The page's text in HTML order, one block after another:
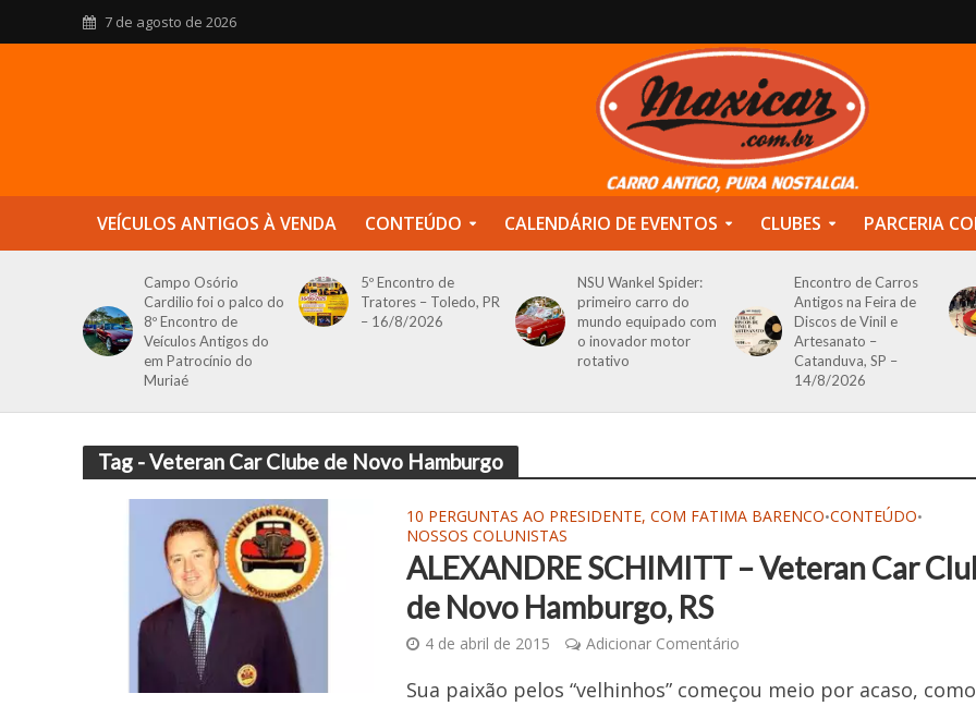
7 de agosto de 2026
VEÍCULOS ANTIGOS À VENDA CONTEÚDO CALENDÁRIO DE EVENTOS CLUBES PARCERIA
Campo Osório
Cardilio foi o palco do
8º Encontro de
Veículos Antigos do
em Patrocínio do
Muriaé
5º Encontro de
Tratores – Toledo, PR
– 16/8/2026
NSU Wankel Spider:
primeiro carro do
mundo equipado com
o inovador motor
rotativo
Encontro de Carros
Antigos na Feira de
Discos de Vinil e
Artesanato –
Catanduva, SP –
14/8/2026
Tag - Veteran Car Clube de Novo Hamburgo
10 PERGUNTAS AO PRESIDENTE, COM FATIMA BARENCO•CONTEÚDO•
NOSSOS COLUNISTAS
ALEXANDRE SCHIMITT – Veteran Car
de Novo Hamburgo, RS
4 de abril de 2015 Adicionar Comentário
Sua paixão pelos “velhinhos” começou meio por acaso, como